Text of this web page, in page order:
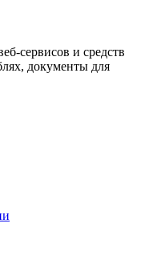
сервисов и средств
документы для